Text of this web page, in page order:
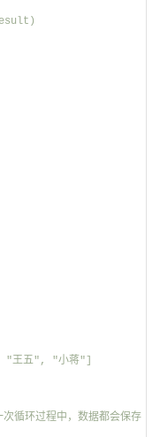
王五", "小蒋"]
循环过程中，数据都会保存